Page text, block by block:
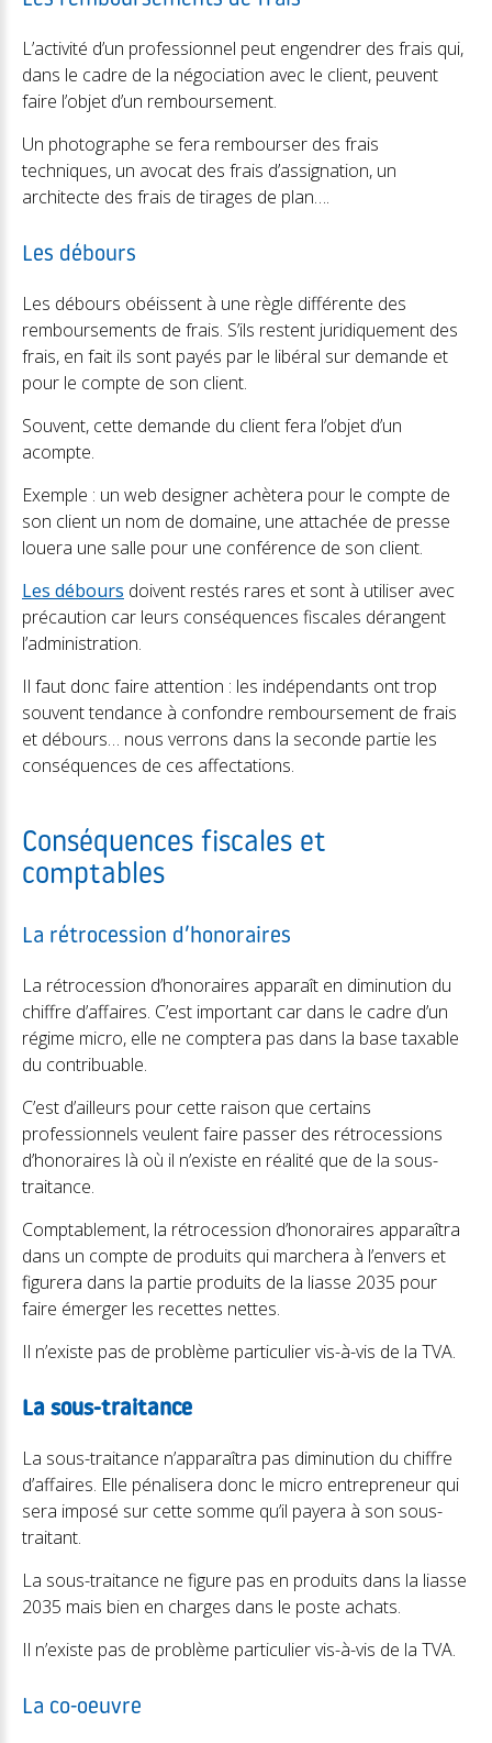
L’activité d’un professionnel peut engendrer des frais qui,
dans le cadre de la négociation avec le client, peuvent
faire l’objet d’un remboursement.
Un photographe se fera rembourser des frais
techniques, un avocat des frais d’assignation, un
architecte des frais de tirages de plan….
Les débours
Les débours obéissent à une règle différente des
remboursements de frais. S’ils restent juridiquement des
frais, en fait ils sont payés par le libéral sur demande et
pour le compte de son client.
Souvent, cette demande du client fera l’objet d’un
acompte.
Exemple : un web designer achètera pour le compte de
son client un nom de domaine, une attachée de presse
louera une salle pour une conférence de son client.
Les débours doivent restés rares et sont à utiliser avec
précaution car leurs conséquences fiscales dérangent
l’administration.
Il faut donc faire attention : les indépendants ont trop
souvent tendance à confondre remboursement de frais
et débours… nous verrons dans la seconde partie les
conséquences de ces affectations.
Conséquences fiscales et
comptables
La rétrocession d’honoraires
La rétrocession d’honoraires apparaît en diminution du
chiffre d’affaires. C’est important car dans le cadre d’un
régime micro, elle ne comptera pas dans la base taxable
du contribuable.
C’est d’ailleurs pour cette raison que certains
professionnels veulent faire passer des rétrocessions
d’honoraires là où il n’existe en réalité que de la sous-
traitance.
Comptablement, la rétrocession d’honoraires apparaîtra
dans un compte de produits qui marchera à l’envers et
figurera dans la partie produits de la liasse 2035 pour
faire émerger les recettes nettes.
Il n’existe pas de problème particulier vis-à-vis de la TVA.
La sous-traitance
La sous-traitance n’apparaîtra pas diminution du chiffre
d’affaires. Elle pénalisera donc le micro entrepreneur qui
sera imposé sur cette somme qu’il payera à son sous-
traitant.
La sous-traitance ne figure pas en produits dans la liasse
2035 mais bien en charges dans le poste achats.
Il n’existe pas de problème particulier vis-à-vis de la TVA.
La co-oeuvre